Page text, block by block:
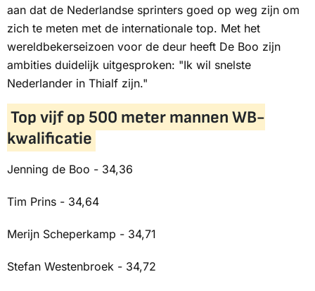
aan dat de Nederlandse sprinters goed op weg zijn om
zich te meten met de internationale top. Met het
wereldbekerseizoen voor de deur heeft De Boo zijn
ambities duidelijk uitgesproken: "Ik wil snelste
Nederlander in Thialf zijn."
Top vijf op 500 meter mannen WB-
kwalificatie
Jenning de Boo - 34,36
Tim Prins - 34,64
Merijn Scheperkamp - 34,71
Stefan Westenbroek - 34,72